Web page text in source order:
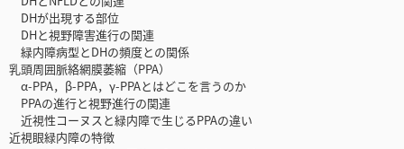
DHが出現する部位
DHと視野障害進行の関連
緑内障病型とDHの頻度との関係
乳頭周囲脈絡網膜萎縮（PPA）
α-PPA，β-PPA，γ-PPAとはどこを言うのか
PPAの進行と視野進行の関連
近視性コーヌスと緑内障で生じるPPAの違い
近視眼緑内障の特徴